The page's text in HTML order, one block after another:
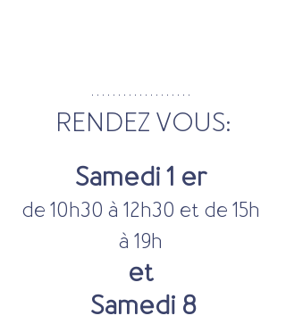
RENDEZ VOUS:
Samedi 1 er
de 10h30 à 12h30 et de 15h
à 19h
et
Samedi 8